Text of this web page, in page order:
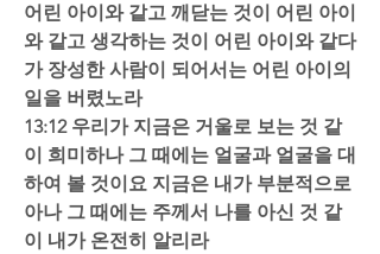
어린 아이와 같고 깨닫는 것이 어린 아이
와 같고 생각하는 것이 어린 아이와 같다
가 장성한 사람이 되어서는 어린 아이의
일을 버렸노라
13:12 우리가 지금은 거울로 보는 것 같
이 희미하나 그 때에는 얼굴과 얼굴을 대
하여 볼 것이요 지금은 내가 부분적으로
아나 그 때에는 주께서 나를 아신 것 같
이 내가 온전히 알리라